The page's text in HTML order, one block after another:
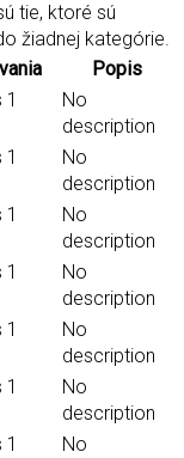
tie, ktoré sú
žiadnej kategórie.
Popis
No
description
No
description
No
description
No
description
No
description
No
description
No